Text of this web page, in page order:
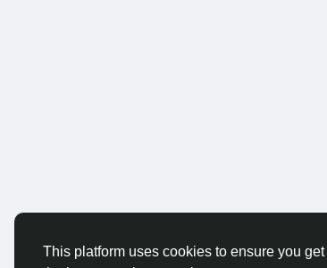
This platform uses cookies to ensure you get